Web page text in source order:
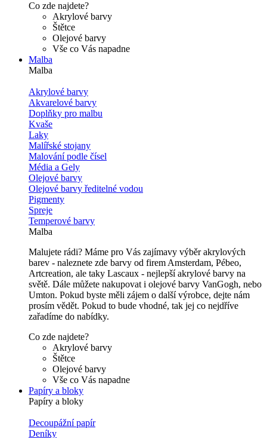
Co zde najdete?
Akrylové barvy
Štětce
Olejové barvy
Vše co Vás napadne
Malba
Malba
Akrylové barvy
Akvarelové barvy
Doplňky pro malbu
Kvaše
Laky
Malířské stojany
Malování podle čísel
Média a Gely
Olejové barvy
Olejové barvy ředitelné vodou
Pigmenty
Spreje
Temperové barvy
Malba
Malujete rádi? Máme pro Vás zajímavy výběr akrylových
barev - naleznete zde barvy od firem Amsterdam, Pébeo,
Artcreation, ale taky Lascaux - nejlepší akrylové barvy na
světě. Dále můžete nakupovat i olejové barvy VanGogh, nebo
Umton. Pokud byste měli zájem o další výrobce, dejte nám
prosím vědět. Pokud to bude vhodné, tak jej co nejdříve
zařadíme do nabídky.
Co zde najdete?
Akrylové barvy
Štětce
Olejové barvy
Vše co Vás napadne
Papíry a bloky
Papíry a bloky
Decoupážní papír
Deníky